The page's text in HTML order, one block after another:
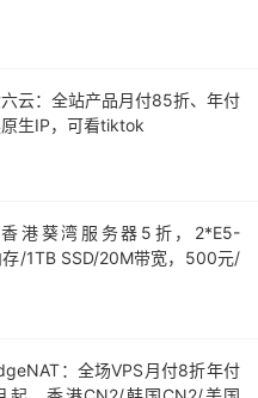
云：全站产品月付85折、年付
生IP，可看tiktok
香港葵湾服务器5折，2*E5-
/1TB SSD/20M带宽，500元/
：全场VPS月付8折年付